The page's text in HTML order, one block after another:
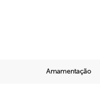
Amamentação